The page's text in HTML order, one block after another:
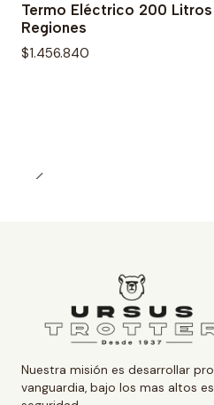
Termo Eléctrico 200
Regiones
$1.456.840
Nuestra misión es desarrollar
vanguardia, bajo los mas altos